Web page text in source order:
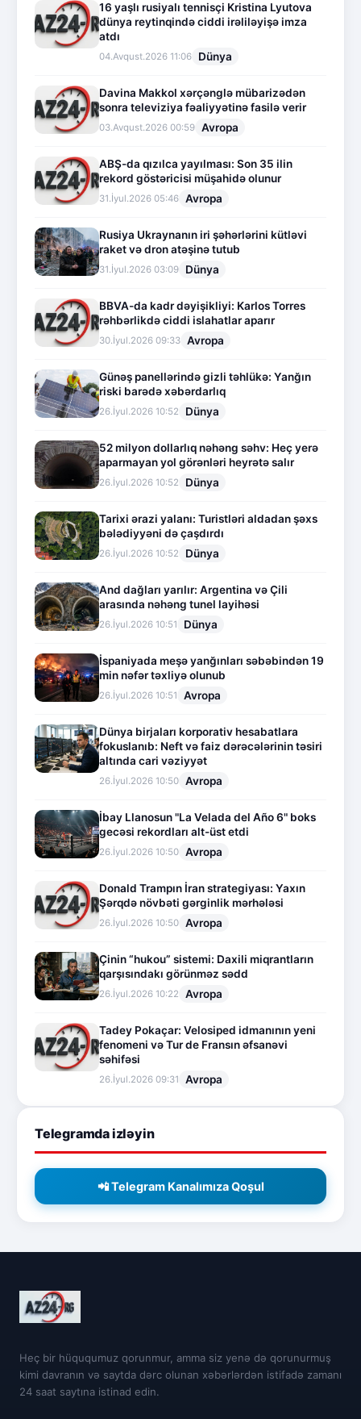
16 yaşlı rusiyalı tennisçi Kristina Lyutova
dünya reytinqində ciddi irəliləyişə imza
atdı
04.Avqust.2026 11:06 Dünya
Davina Makkol xərçənglə mübarizədən
sonra televiziya fəaliyyətinə fasilə verir
03.Avqust.2026 00:59 Avropa
ABŞ-da qızılca yayılması: Son 35 ilin
rekord göstəricisi müşahidə olunur
31.İyul.2026 05:46 Avropa
Rusiya Ukraynanın iri şəhərlərini kütləvi
raket və dron atəşinə tutub
31.İyul.2026 03:09 Dünya
BBVA-da kadr dəyişikliyi: Karlos Torres
rəhbərlikdə ciddi islahatlar aparır
30.İyul.2026 09:33 Avropa
Günəş panellərində gizli təhlükə: Yanğın
riski barədə xəbərdarlıq
26.İyul.2026 10:52 Dünya
52 milyon dollarlıq nəhəng səhv: Heç yerə
aparmayan yol görənləri heyrətə salır
26.İyul.2026 10:52 Dünya
Tarixi ərazi yalanı: Turistləri aldadan şəxs
bələdiyyəni də çaşdırdı
26.İyul.2026 10:52 Dünya
And dağları yarılır: Argentina və Çili
arasında nəhəng tunel layihəsi
26.İyul.2026 10:51 Dünya
İspaniyada meşə yanğınları səbəbindən 19
min nəfər təxliyə olunub
26.İyul.2026 10:51 Avropa
Dünya birjaları korporativ hesabatlara
fokuslanıb: Neft və faiz dərəcələrinin təsiri
altında cari vəziyyət
26.İyul.2026 10:50 Avropa
İbay Llanosun "La Velada del Año 6" boks
gecəsi rekordları alt-üst etdi
26.İyul.2026 10:50 Avropa
Donald Trampın İran strategiyası: Yaxın
Şərqdə növbəti gərginlik mərhələsi
26.İyul.2026 10:50 Avropa
Çinin “hukou” sistemi: Daxili miqrantların
qarşısındakı görünməz sədd
26.İyul.2026 10:22 Avropa
Tadey Pokaçar: Velosiped idmanının yeni
fenomeni və Tur de Fransın əfsanəvi
səhifəsi
26.İyul.2026 09:31 Avropa
Telegramda izləyin
📲 Telegram Kanalımıza Qoşul
Heç bir hüququmuz qorunmur, amma siz yenə də qorunurmuş
kimi davranın və saytda dərc olunan xəbərlərdən istifadə zamanı
24 saat saytına istinad edin.